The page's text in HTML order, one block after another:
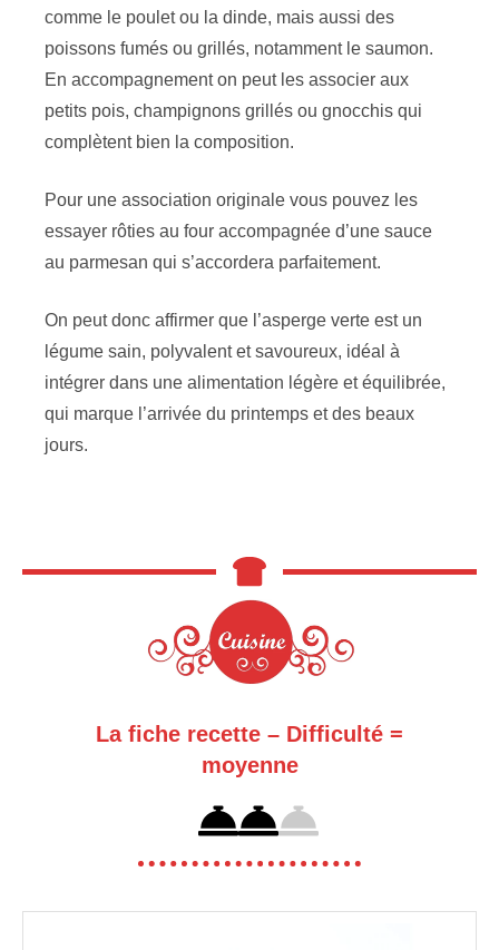
comme le poulet ou la dinde, mais aussi des
poissons fumés ou grillés, notamment le saumon.
En accompagnement on peut les associer aux
petits pois, champignons grillés ou gnocchis qui
complètent bien la composition.
Pour une association originale vous pouvez les
essayer rôties au four accompagnée d’une sauce
au parmesan qui s’accordera parfaitement.
On peut donc affirmer que l’asperge verte est un
légume sain, polyvalent et savoureux, idéal à
intégrer dans une alimentation légère et équilibrée,
qui marque l’arrivée du printemps et des beaux
jours.
La fiche recette – Difficulté =
moyenne